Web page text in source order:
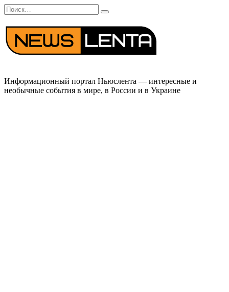
Перейти
к
содержанию
Search
for:
Информационный портал Ньюслента — интересные и
необычные события в мире, в России и в Украине